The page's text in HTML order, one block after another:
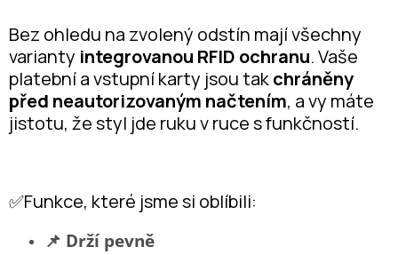
Bez ohledu na zvolený odstín mají všechny
varianty integrovanou RFID ochranu. Vaše
platební a vstupní karty jsou takchráněny
před neautorizovaným načtením, a vy máte
jistotu, že styl jde ruku v ruce s funkčností.
✅Funkce, které jsme si oblíbili:
📌 Drží pevně